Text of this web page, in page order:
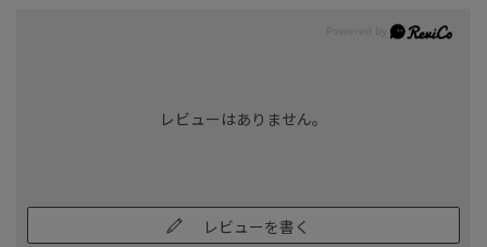
レビューはありません。
レビューを書く